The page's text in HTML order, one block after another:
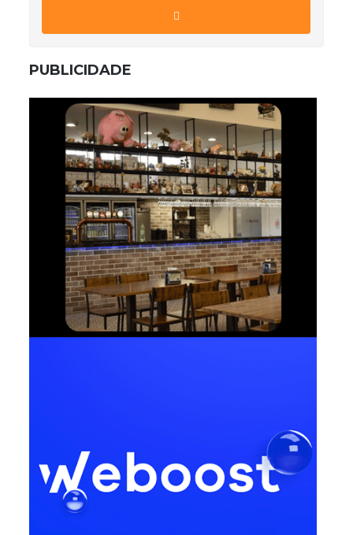
PUBLICIDADE